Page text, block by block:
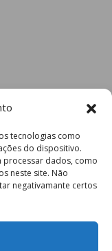
tecnologias como
do dispositivo.
processar dados, como
neste site. Não
negativamante certos